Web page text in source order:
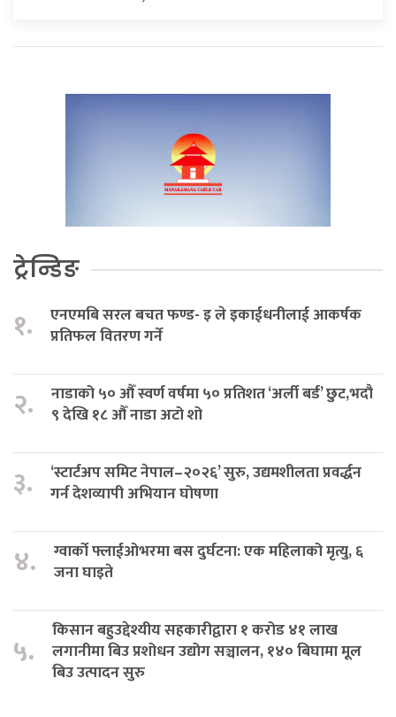
ट्रेन्डिङ
१.
एनएमबि सरल बचत फण्ड- इ ले इकाईधनीलाई आकर्षक
प्रतिफल वितरण गर्ने
२.
नाडाको ५० औँ स्वर्ण वर्षमा ५० प्रतिशत ‘अर्ली बर्ड’ छुट,भदौ
९ देखि १८ औँ नाडा अटो शो
३.
‘स्टार्टअप समिट नेपाल–२०२६’ सुरु, उद्यमशीलता प्रवर्द्धन
गर्न देशव्यापी अभियान घोषणा
४.
ग्वार्को फ्लाईओभरमा बस दुर्घटना: एक महिलाको मृत्यु, ६
जना घाइते
५.
किसान बहुउद्देश्यीय सहकारीद्वारा १ करोड ४१ लाख
लगानीमा बिउ प्रशोधन उद्योग सञ्चालन, १४० बिघामा मूल
बिउ उत्पादन सुरु